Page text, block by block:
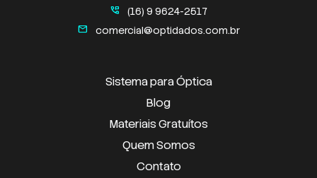
perm_phone_msg (16) 9 9624-2517
mail comercial@optidados.com.br
Sistema para Óptica
Blog
Materiais Gratuítos
Quem Somos
Contato